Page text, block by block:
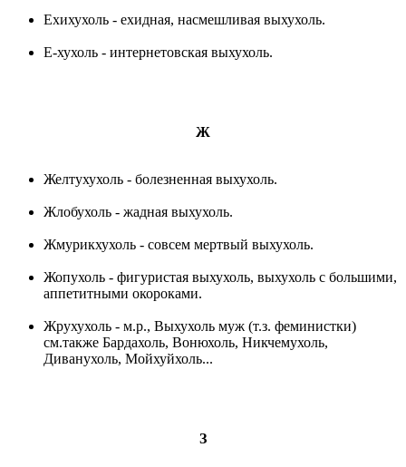
Ехихухоль - ехидная, насмешливая выхухоль.
Е-хухоль - интернетовская выхухоль.
Ж
Желтухухоль - болезненная выхухоль.
Жлобухоль - жадная выхухоль.
Жмурикхухоль - совсем мертвый выхухоль.
Жопухоль - фигуристая выхухоль, выхухоль с большими,
аппетитными окороками.
Жрухухоль - м.р., Выхухоль муж (т.з. феминистки)
см.также Бардахоль, Вонюхоль, Никчемухоль,
Диванухоль, Мойхуйхоль...
З